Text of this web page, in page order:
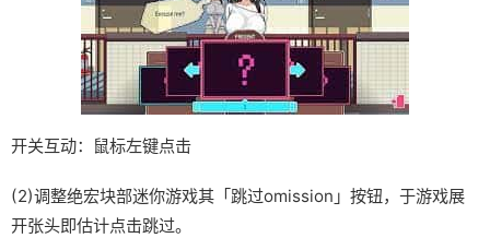
开关互动：鼠标左键点击
(2)调整绝宏块部迷你游戏其「跳过omission」按钮，于游戏展
开张头即估计点击跳过。